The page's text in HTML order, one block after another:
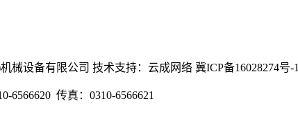
械设备有限公司 技术支持：云成网络 冀ICP备16028274号-1
传真：0310-6566621